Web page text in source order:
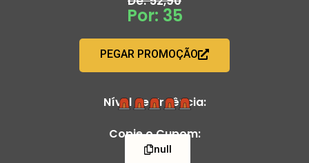
Por: 35
PEGAR PROMOÇÃO
Nível de Urgência:
Copie o Cupom:
null